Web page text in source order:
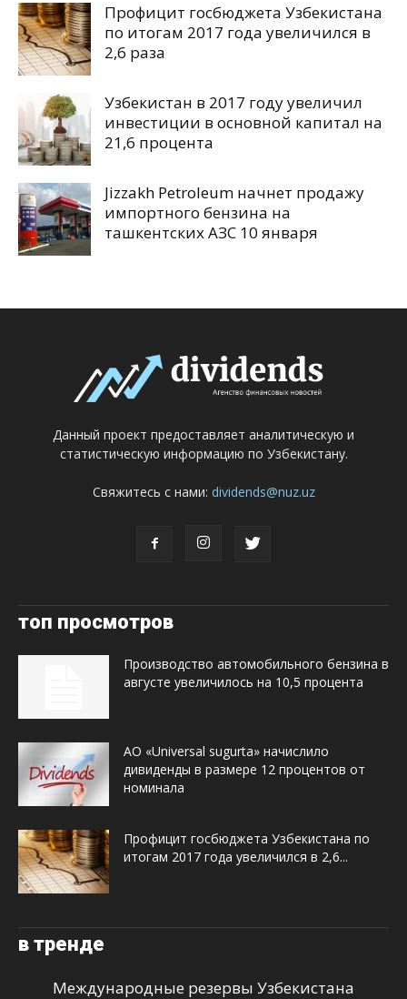
Профицит госбюджета Узбекистана
по итогам 2017 года увеличился в
2,6 раза
Узбекистан в 2017 году увеличил
инвестиции в основной капитал на
21,6 процента
Jizzakh Petroleum начнет продажу
импортного бензина на
ташкентских АЗС 10 января
Данный проект предоставляет аналитическую и
статистическую информацию по Узбекистану.
Свяжитесь с нами: dividends@nuz.uz
топ просмотров
Производство автомобильного бензина в
августе увеличилось на 10,5 процента
АО «Universal sugurta» начислило
дивиденды в размере 12 процентов от
номинала
Профицит госбюджета Узбекистана по
итогам 2017 года увеличился в 2,6...
в тренде
Международные резервы Узбекистана